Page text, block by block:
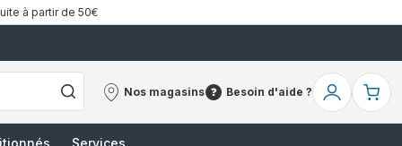
à partir de 50€
Nos magasins
Nos
Besoin d'aide ?
Besoin
Mon
Services